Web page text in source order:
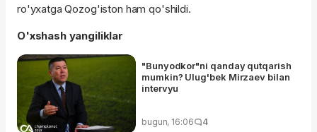
ro'yxatga Qozog'iston ham qo'shildi.
O'xshash yangiliklar
"Bunyodkor"ni qanday qutqarish
mumkin? Ulug'bek Mirzaev bilan
intervyu
bugun, 16:06 4